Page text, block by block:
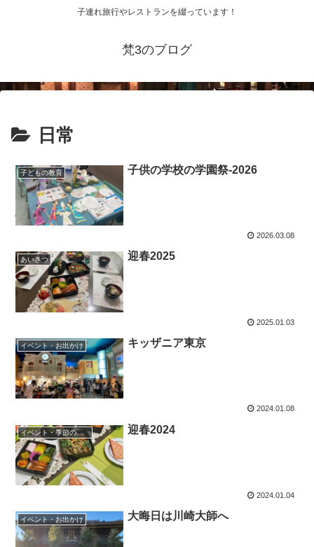
子連れ旅行やレストランを綴っています！
梵3のブログ
日常
子どもの教育 子供の学校の学園祭-2026
2026.03.08
あいさつ 迎春2025
2025.01.03
イベント・お出かけ キッザニア東京
2024.01.08
イベント・季節のごはん 迎春2024
2024.01.04
イベント・お出かけ 大晦日は川崎大師へ